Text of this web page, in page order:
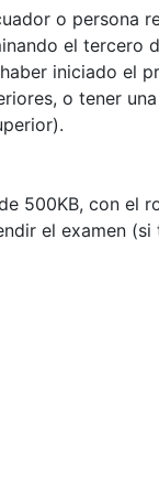
o persona
el
iniciado el
o tener
500KB, con el
el examen